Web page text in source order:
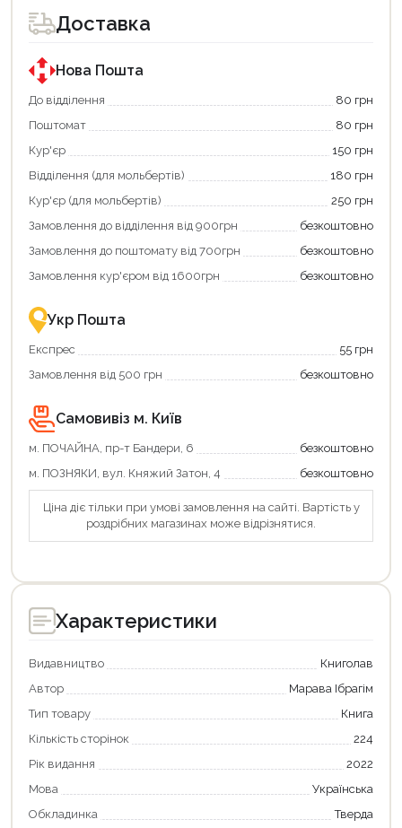
для
покупки
державною
програмою
єКнига.
Використовуйте
карту
щоб
зекономити
та
отримати
переваги!
картою
єКнига
–
зручно
та
вигідно!
для
покупки
державною
програмою
«Національний
кешбек».
покупку
«Національний
кешбек»
та
отримуйте
повернення
Економте
більше
разом
державною
підтримкою!
Доставка
Нова Пошта
До відділення
80 грн
Поштомат
80 грн
Кур'єр
150 грн
Відділення (для мольбертів)
180 грн
Кур'єр (для мольбертів)
250 грн
Замовлення до відділення від 900грн
безкоштовно
Замовлення до поштомату від 700грн
безкоштовно
Замовлення кур'єром від 1600грн
безкоштовно
Укр Пошта
Експрес
55 грн
Замовлення від 500 грн
безкоштовно
Самовивіз м. Київ
м. ПОЧАЙНА, пр-т Бандери, 6
безкоштовно
м. ПОЗНЯКИ, вул. Княжий Затон, 4
безкоштовно
Ціна діє тільки при умові замовлення на сайті. Вартість у
роздрібних магазинах може відрізнятися.
Характеристики
Видавництво
Книголав
Автор
Марава Ібрагім
Тип товару
Книга
Кількість сторінок
224
Рік видання
2022
Мова
Українська
Обкладинка
Тверда